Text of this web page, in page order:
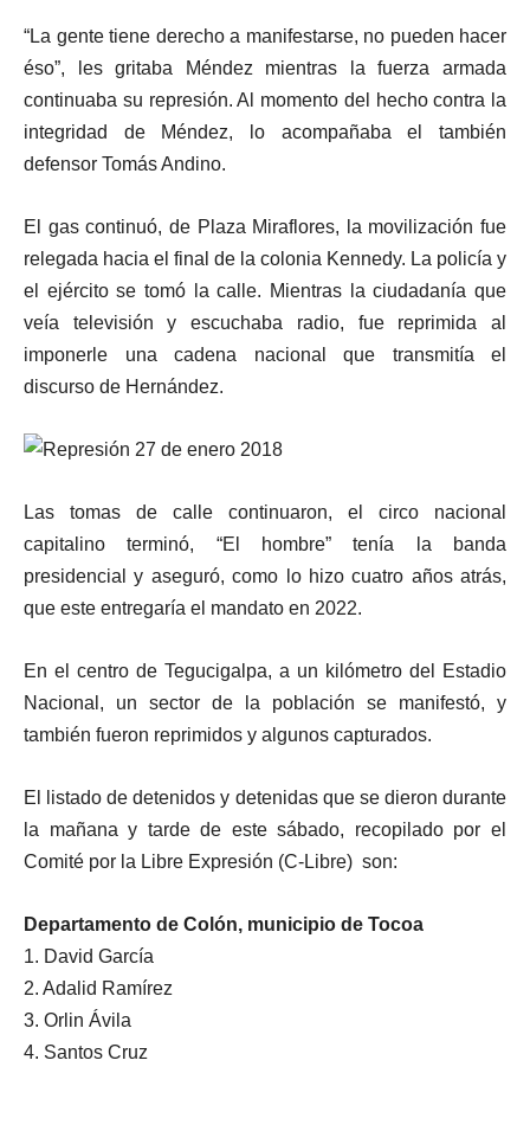
“La gente tiene derecho a manifestarse, no pueden hacer
éso”, les gritaba Méndez mientras la fuerza armada
continuaba su represión. Al momento del hecho contra la
integridad de Méndez, lo acompañaba el también
defensor Tomás Andino.
El gas continuó, de Plaza Miraflores, la movilización fue
relegada hacia el final de la colonia Kennedy. La policía y
el ejército se tomó la calle. Mientras la ciudadanía que
veía televisión y escuchaba radio, fue reprimida al
imponerle una cadena nacional que transmitía el
discurso de Hernández.
Las tomas de calle continuaron, el circo nacional
capitalino terminó, “El hombre” tenía la banda
presidencial y aseguró, como lo hizo cuatro años atrás,
que este entregaría el mandato en 2022.
En el centro de Tegucigalpa, a un kilómetro del Estadio
Nacional, un sector de la población se manifestó, y
también fueron reprimidos y algunos capturados.
El listado de detenidos y detenidas que se dieron durante
la mañana y tarde de este sábado, recopilado por el
Comité por la Libre Expresión (C-Libre) son:
Departamento de Colón, municipio de Tocoa
1. David García
2. Adalid Ramírez
3. Orlin Ávila
4. Santos Cruz